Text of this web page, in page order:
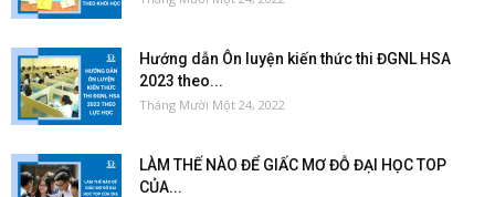
Hướng dẫn Ôn luyện kiến thức thi ĐGNL HSA
2023 theo...
Tháng Mười Một 24, 2022
LÀM THẾ NÀO ĐỂ GIẤC MƠ ĐỖ ĐẠI HỌC TOP
CỦA...